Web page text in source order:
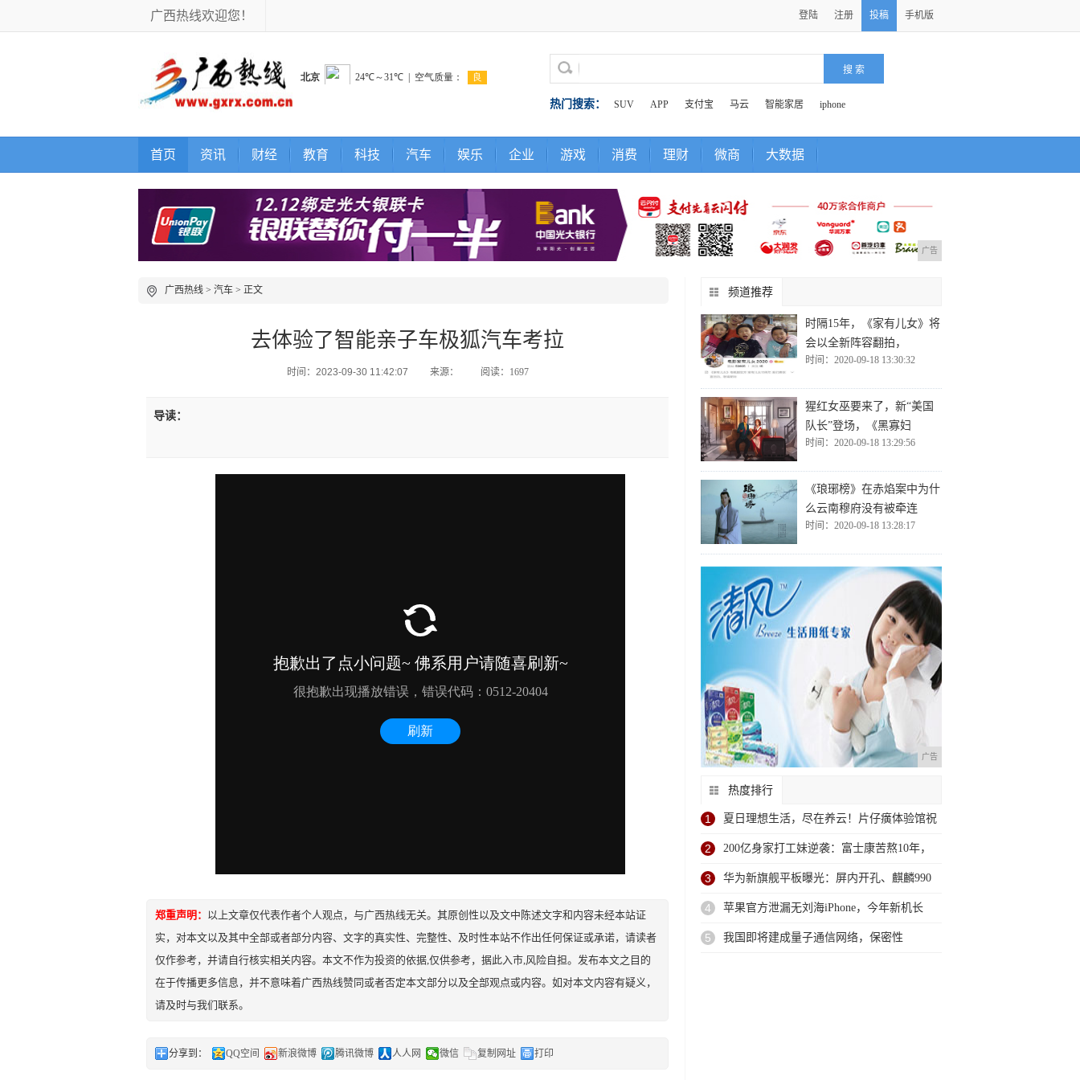
广西热线欢迎您！ 登陆 注册 投稿 手机版
热门搜索： SUV APP 支付宝 马云 智能家居 iphone
首页 资讯 财经 教育 科技 汽车 娱乐 企业 游戏 消费 理财 微商 大数据
广告
广西热线 > 汽车 > 正文
去体验了智能亲子车极狐汽车考拉
时间：2023-09-30 11:42:07 来源： 阅读：1697
导读：
郑重声明： 以上文章仅代表作者个人观点，与广西热线无关。其原创性以及文中陈述文字和内容未经本站证
实，对本文以及其中全部或者部分内容、文字的真实性、完整性、及时性本站不作出任何保证或承诺，请读者
仅作参考，并请自行核实相关内容。本文不作为投资的依据,仅供参考，据此入市,风险自担。发布本文之目的
在于传播更多信息，并不意味着广西热线赞同或者否定本文部分以及全部观点或内容。如对本文内容有疑义，
请及时与我们联系。
分享到： QQ空间 新浪微博 腾讯微博 人人网 微信 复制网址 打印
频道推荐
时隔15年，《家有儿女》将
会以全新阵容翻拍，
时间：2020-09-18 13:30:32
猩红女巫要来了，新“美国
队长”登场，《黑寡妇
时间：2020-09-18 13:29:56
《琅琊榜》在赤焰案中为什
么云南穆府没有被牵连
时间：2020-09-18 13:28:17
广告
热度排行
1 夏日理想生活，尽在养云！片仔癀体验馆祝
建发
2 200亿身家打工妹逆袭：富士康苦熬10年，
3 华为新旗舰平板曝光：屏内开孔、麒麟990
加
4 苹果官方泄漏无刘海iPhone，今年新机长
5 我国即将建成量子通信网络，保密性